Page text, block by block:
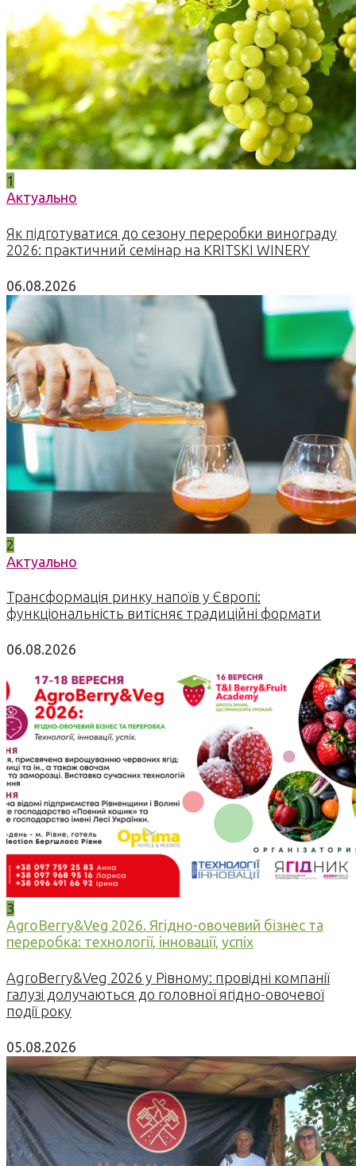
1
Актуально
Як підготуватися до сезону переробки винограду
2026: практичний семінар на KRITSKI WINERY
06.08.2026
2
Актуально
Трансформація ринку напоїв у Європі:
функціональність витісняє традиційні формати
06.08.2026
3
AgroBerry&Veg 2026. Ягідно-овочевий бізнес та
переробка: технології, інновації, успіх
AgroBerry&Veg 2026 у Рівному: провідні компанії
галузі долучаються до головної ягідно-овочевої
події року
05.08.2026